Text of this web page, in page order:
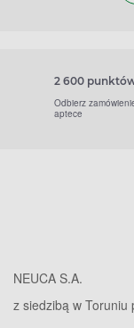
2 600
Odbierz
aptece
NEUCA S.A.
z siedzibą w Toruniu